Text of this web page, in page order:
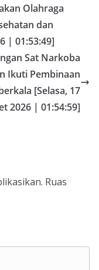
Olahraga
dan
| 01:53:49]
Sat Narkoba
Ikuti Pembinaan
[Selasa, 17
2026 | 01:54:59]
Ruas